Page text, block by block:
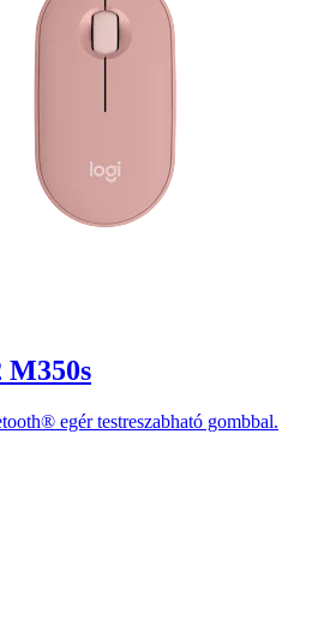
M350s
egér testreszabható gombbal.